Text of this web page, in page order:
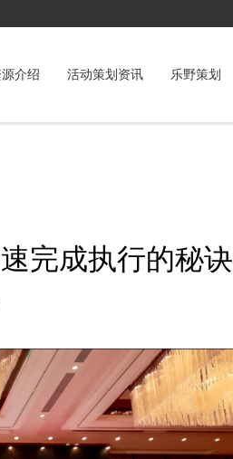
介绍 活动策划资讯 乐野策划
完成执行的秘诀